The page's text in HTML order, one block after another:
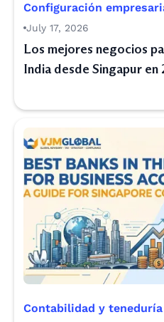
Configuración
July 17, 2026
Los mejores negocios
India desde Singapur en
Contabilidad y